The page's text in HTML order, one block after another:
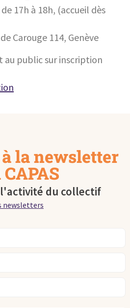
17h à 18h, (accueil dès
Carouge 114, Genève
au public sur inscription
la newsletter
du collectif
newsletters